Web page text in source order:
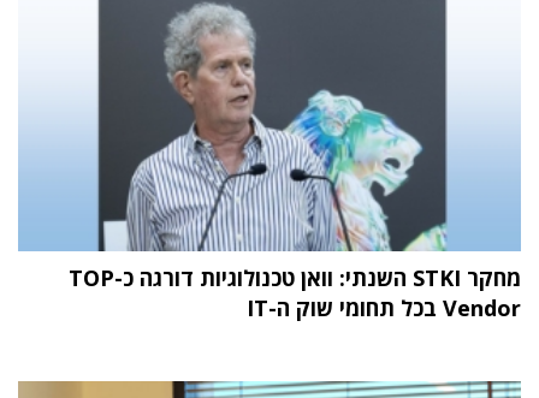
מחקר STKI השנתי: וואן טכנולוגיות דורגה כ-TOP
Vendor בכל תחומי שוק ה-IT